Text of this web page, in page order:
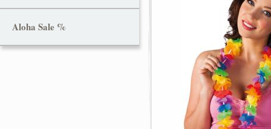
Aloha Sale %